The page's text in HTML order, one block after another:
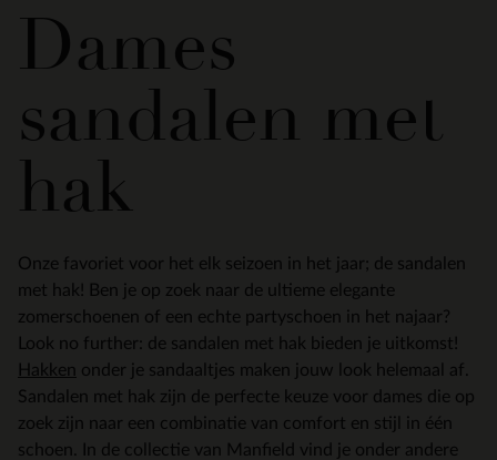
Dames
sandalen met
hak
Onze favoriet voor het elk seizoen in het jaar; de sandalen
met hak! Ben je op zoek naar de ultieme elegante
zomerschoenen of een echte partyschoen in het najaar?
Look no further: de sandalen met hak bieden je uitkomst!
Hakken onder je sandaaltjes maken jouw look helemaal af.
Sandalen met hak zijn de perfecte keuze voor dames die op
zoek zijn naar een combinatie van comfort en stijl in één
schoen. In de collectie van Manfield vind je onder andere